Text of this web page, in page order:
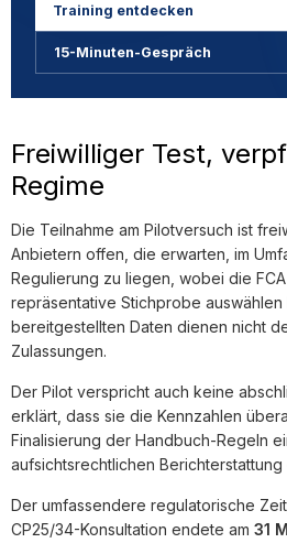
Training entdecken
15-Minuten-Gespräch
Freiwilliger Test,
Regime
Die Teilnahme am Pilotversuch ist
Anbietern offen, die erwarten, im
Regulierung zu liegen, wobei die
repräsentative Stichprobe auswählen
bereitgestellten Daten dienen nicht
Zulassungen.
Der Pilot verspricht auch keine
erklärt, dass sie die Kennzahlen
Finalisierung der Handbuch-Regeln
aufsichtsrechtlichen
Der umfassendere regulatorische
CP25/34-Konsultation endete am 31